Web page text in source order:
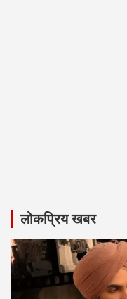
लोकप्रिय खबर